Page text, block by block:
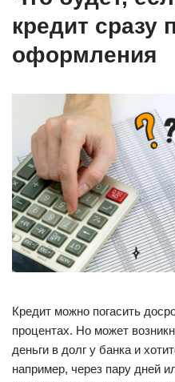
кредит сразу
оформления
Кредит можно погасить
процентах. Но может
деньги в долг у банка и
например, через пару дней